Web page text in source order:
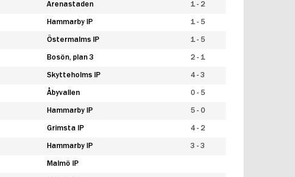
Arenastaden 1 - 2
Hammarby IP 1 - 5
Östermalms IP 1 - 5
Bosön, plan 3 2 - 1
Skytteholms IP 4 - 3
Åbyvallen 0 - 5
Hammarby IP 5 - 0
Grimsta IP 4 - 2
Hammarby IP 3 - 3
Malmö IP